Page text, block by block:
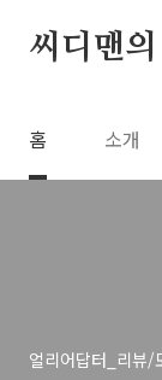
씨디맨의
홈 소개
얼리어답터_리뷰/